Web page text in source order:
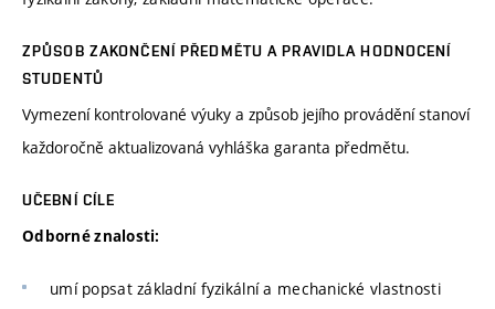
ZPŮSOB ZAKONČENÍ PŘEDMĚTU A PRAVIDLA HODNOCENÍ
STUDENTŮ
Vymezení kontrolované výuky a způsob jejího provádění stanoví
každoročně aktualizovaná vyhláška garanta předmětu.
UČEBNÍ CÍLE
Odborné znalosti:
umí popsat základní fyzikální a mechanické vlastnosti